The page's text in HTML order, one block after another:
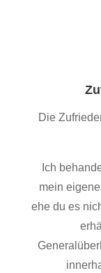
Die
Ich
mein
ehe du es